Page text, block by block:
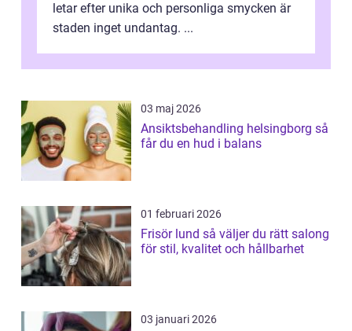
letar efter unika och personliga smycken är
staden inget undantag. ...
03 maj 2026
Ansiktsbehandling helsingborg så
får du en hud i balans
01 februari 2026
Frisör lund så väljer du rätt salong
för stil, kvalitet och hållbarhet
03 januari 2026